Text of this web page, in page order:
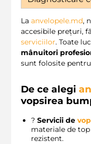
La anvelopele.md,
accesibile prețuri,
serviciilor. Toate
mânuitori
sunt folosite
De ce alegi
vopsirea
? Servicii de
materiale de
rezistent.